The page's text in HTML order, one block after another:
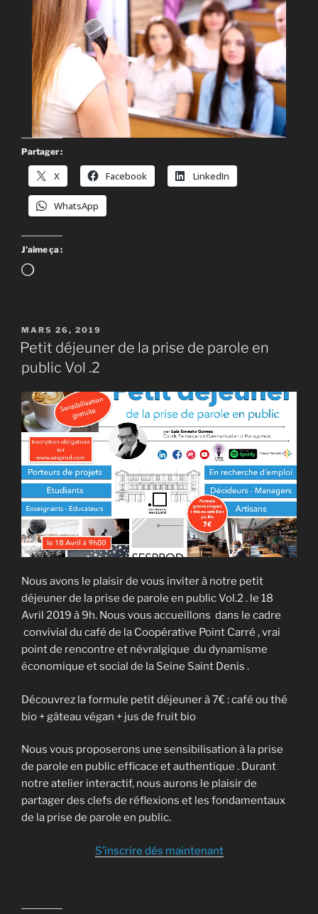
Partager :
X Facebook LinkedIn
WhatsApp
J’aime ça :
Chargement…
PUBLIÉ
LE
MARS 26, 2019
Petit déjeuner de la prise de parole en
public Vol .2
Nous avons le plaisir de vous inviter à notre petit
déjeuner de la prise de parole en public Vol.2 . le 18
Avril 2019 à 9h. Nous vous accueillons dans le cadre
convivial du café de la Coopérative Point Carré , vrai
point de rencontre et névralgique du dynamisme
économique et social de la Seine Saint Denis .
Découvrez la formule petit déjeuner à 7€ : café ou thé
bio + gâteau végan + jus de fruit bio
Nous vous proposerons une sensibilisation à la prise
de parole en public efficace et authentique . Durant
notre atelier interactif, nous aurons le plaisir de
partager des clefs de réflexions et les fondamentaux
de la prise de parole en public.
S’inscrire dés maintenant